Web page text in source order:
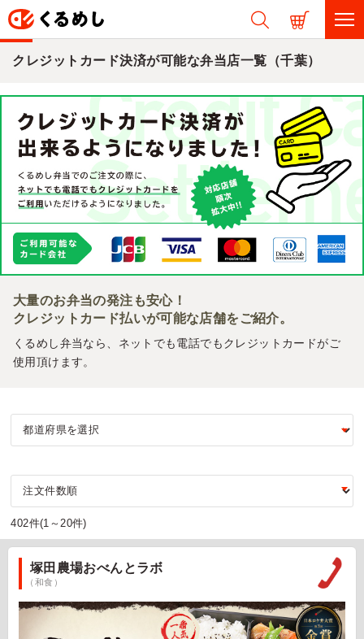
クレジットカード決済が可能な弁当店一覧（千葉）
大量のお弁当の発注も安心！
クレジットカード払いが可能な店舗をご紹介。
くるめし弁当なら、ネットでも電話でもクレジットカードがご
使用頂けます。
402件(1～20件)
塚田農場おべんとラボ
（和食）